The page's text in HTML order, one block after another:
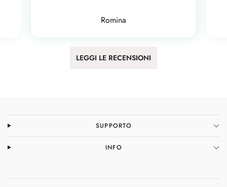
Romina
LEGGI LE RECENSIONI
SUPPORTO
INFO